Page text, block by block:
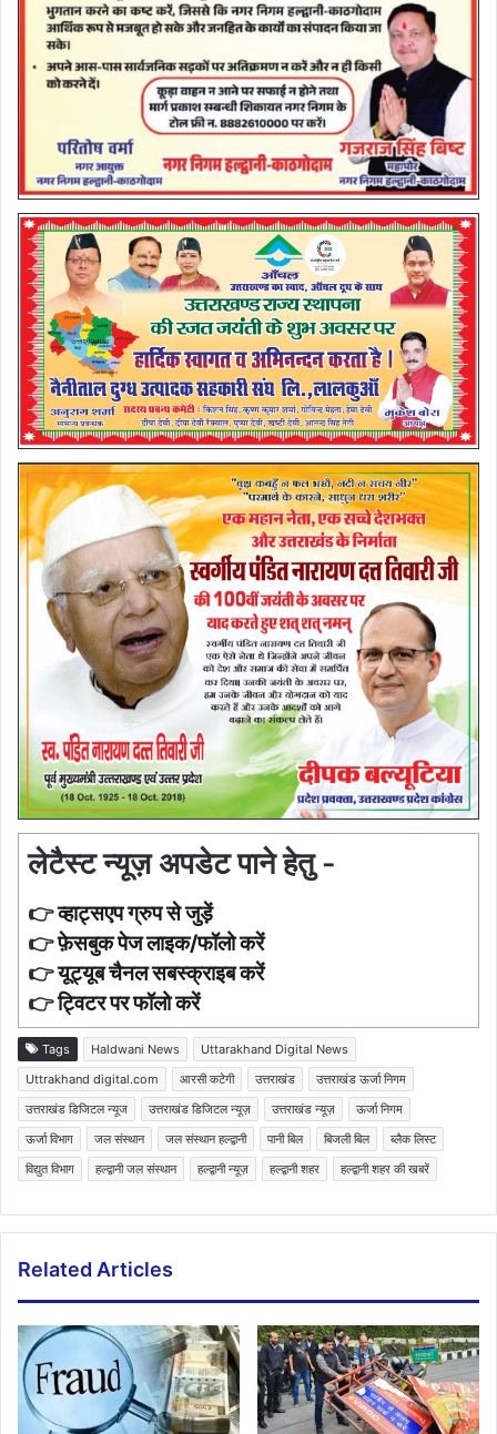
लेटैस्ट न्यूज़ अपडेट पाने हेतु -
👉व्हाट्सएप ग्रुप से जुड़ें
👉फ़ेसबुक पेज लाइक/फॉलो करें
👉यूट्यूब चैनल सबस्क्राइब करें
👉ट्विटर पर फॉलो करें
Tags Haldwani News
Uttarakhand Digital News
Uttrakhand digital.com
आरसी कटेगी उत्तराखंड
उत्तराखंड ऊर्जा निगम
उत्तराखंड डिजिटल न्यूज
उत्तराखंड डिजिटल न्यूज़ उत्तराखंड न्यूज़
ऊर्जा निगम
ऊर्जा विभाग
जल संस्थान जल संस्थान हल्द्वानी पानी बिल बिजली बिल
ब्लैक लिस्ट
विद्युत विभाग
हल्द्वानी जल संस्थान हल्द्वानी न्यूज़ हल्द्वानी शहर हल्द्वानी शहर की खबरें
Related Articles